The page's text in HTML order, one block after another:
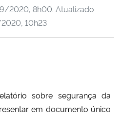
2020, 8h00. Atualizado
10h23
sobre segurança da
em documento único